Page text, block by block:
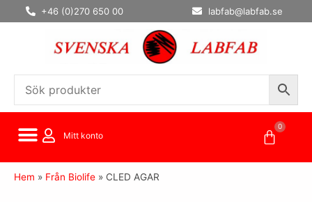
Hoppa
till
+46 (0)270 650 00 labfab@labfab.se
Mitt konto
0
Hem » Från Biolife » CLED AGAR